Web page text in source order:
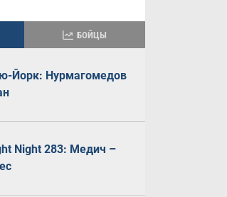
БОЙЦЫ
Йорк: Нурмагомедов
Night 283: Медич –